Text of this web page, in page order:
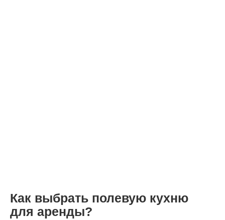
Как выбрать полевую кухню
для аренды?